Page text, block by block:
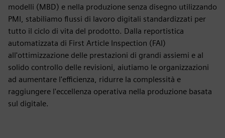
modelli (MBD) e nella produzione senza disegno utilizzando
PMI, stabiliamo flussi di lavoro digitali standardizzati per
tutto il ciclo di vita del prodotto. Dalla reportistica
automatizzata di First Article Inspection (FAI)
all'ottimizzazione delle prestazioni di grandi assiemi e al
solido controllo delle revisioni, aiutiamo le organizzazioni
ad aumentare l'efficienza, ridurre la complessità e
raggiungere l'eccellenza operativa nella produzione basata
sul digitale.